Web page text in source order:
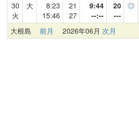
30
火
大
8:23
15:46
21
27
9:44
--:--
20
---
◎
大根島 前月 2026年06月 次月